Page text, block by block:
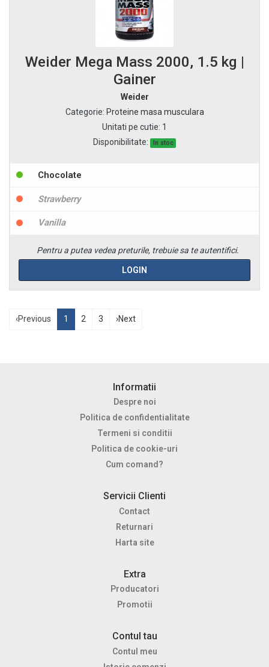
Weider Mega Mass 2000, 1.5 kg |
Gainer
Weider
Categorie: Proteine masa musculara
Unitati pe cutie: 1
Disponibilitate:
In stoc
Chocolate
Strawberry
Vanilla
Pentru a putea vedea preturile, trebuie sa te autentifici.
LOGIN
‹Previous 1 2 3 ›Next
Informatii
Despre noi
Politica de confidentialitate
Termeni si conditii
Politica de cookie-uri
Cum comand?
Servicii Clienti
Contact
Returnari
Harta site
Extra
Producatori
Promotii
Contul tau
Contul meu